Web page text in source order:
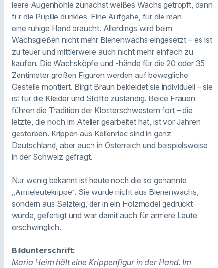
leere Augenhöhle zunächst weißes Wachs getropft, dann
für die Pupille dunkles. Eine Aufgabe, für die man
eine ruhige Hand braucht. Allerdings wird beim
Wachsgießen nicht mehr Bienenwachs eingesetzt – es ist
zu teuer und mittlerweile auch nicht mehr einfach zu
kaufen. Die Wachsköpfe und -hände für die 20 oder 35
Zentimeter großen Figuren werden auf bewegliche
Gestelle montiert. Birgit Braun bekleidet sie individuell – sie
ist für die Kleider und Stoffe zuständig. Beide Frauen
führen die Tradition der Klosterschwestern fort – die
letzte, die noch im Atelier gearbeitet hat, ist vor Jahren
gestorben. Krippen aus Kellenried sind in ganz
Deutschland, aber auch in Österreich und beispielsweise
in der Schweiz gefragt.
Nur wenig bekannt ist heute noch die so genannte
„Armeleutekrippe“. Sie wurde nicht aus Bienenwachs,
sondern aus Salzteig, der in ein Holzmodel gedrückt
wurde, gefertigt und war damit auch für ärmere Leute
erschwinglich.
Bildunterschrift:
Maria Heim hält eine Krippenfigur in der Hand. Im